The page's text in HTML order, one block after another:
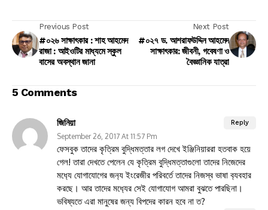
Previous Post
#০২৬ সাক্ষাৎকার : শাহ আহমেদ
রাজা : আইওটির মাধ্যমে স্কুল
বাসের অবস্থান জানা
Next Post
#০২৭ ড. আশরাফউদ্দিন আহমেদ
সাক্ষাৎকার: জীবনী, গবেষণা ও
বৈজ্ঞানিক যাত্রা
5 Comments
জিনিয়া
September 26, 2017 At 11:57 Pm
ফেসবুক তাদের কৃত্রিম বুদ্ধিমত্তার লগ দেখে ইঞ্জিনিয়াররা হতবাক হয়ে
গেল! তারা দেখতে পেলেন যে কৃত্রিম বুদ্ধিমত্তাগুলো তাদের নিজেদের
মধ‍্যে যোগাযোগের জন‍্য ইংরেজীর পরিবর্তে তাদের নিজস্ব ভাষা ব‍্যবহার
করছে। আর তাদের মধ‍্যের সেই যোগাযোগ আমরা বুঝতে পারছিনা।
ভবিষ্যতে এরা মানুষের জন্য বিপদের কারন হবে না ত?
Reply